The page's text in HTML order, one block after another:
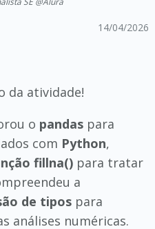
14/04/2026
da atividade!
o pandaspara
com Python,
fillna()para tratar
a
de tipospara
análises numéricas.